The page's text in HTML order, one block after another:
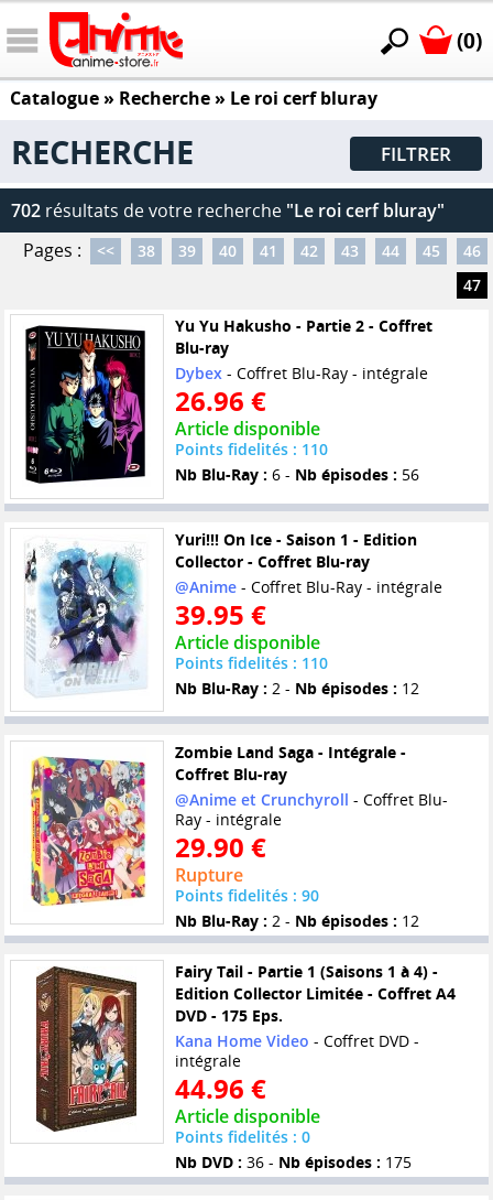
(0)
Catalogue» Recherche » Le roi cerf bluray
RECHERCHE FILTRER
702 résultats de votre recherche "Le roi cerf bluray"
Pages :
<< 38 39 40 41 42 43 44 45
46
47
Yu Yu Hakusho - Partie 2 - Coffret
Blu-ray
Dybex- Coffret Blu-Ray - intégrale
26.96 €
Article disponible
Points fidelités : 110
Nb Blu-Ray : 6 - Nb épisodes : 56
Yuri!!! On Ice - Saison 1 - Edition
Collector - Coffret Blu-ray
@Anime- Coffret Blu-Ray - intégrale
39.95 €
Article disponible
Points fidelités : 110
Nb Blu-Ray : 2 - Nb épisodes : 12
Zombie Land Saga - Intégrale -
Coffret Blu-ray
@Anime et Crunchyroll - Coffret Blu-
Ray - intégrale
29.90 €
Rupture
Points fidelités : 90
Nb Blu-Ray : 2 - Nb épisodes : 12
Fairy Tail - Partie 1 (Saisons 1 à 4) -
Edition Collector Limitée - Coffret A4
DVD - 175 Eps.
Kana Home Video - Coffret DVD -
intégrale
44.96 €
Article disponible
Points fidelités : 0
Nb DVD : 36 - Nb épisodes : 175